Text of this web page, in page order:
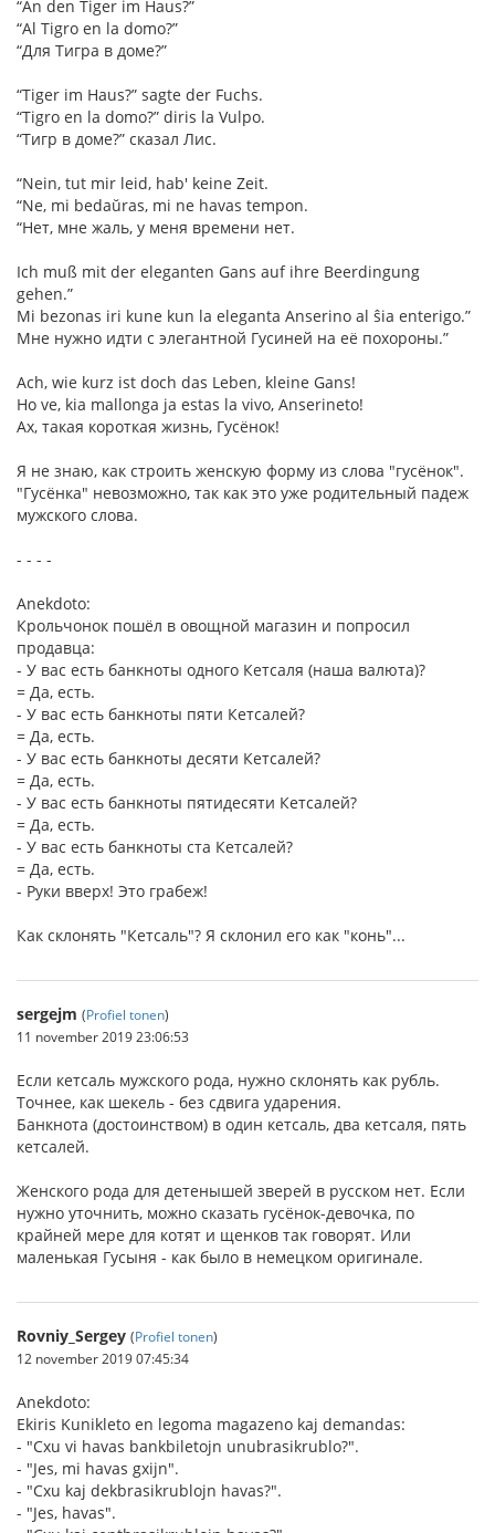
“An den Tiger im Haus?”
“Al Tigro en la domo?”
“Для Тигра в доме?”
“Tiger im Haus?” sagte der Fuchs.
“Tigro en la domo?” diris la Vulpo.
“Тигр в доме?” сказал Лис.
“Nein, tut mir leid, hab' keine Zeit.
“Ne, mi bedaŭras, mi ne havas tempon.
“Нет, мне жаль, у меня времени нет.
Ich muß mit der eleganten Gans auf ihre Beerdingung
gehen.”
Mi bezonas iri kune kun la eleganta Anserino al ŝia enterigo.”
Мне нужно идти с элегантной Гусиней на её похороны.”
Ach, wie kurz ist doch das Leben, kleine Gans!
Ho ve, kia mallonga ja estas la vivo, Anserineto!
Ах, такая короткая жизнь, Гусёнок!
Я не знаю, как строить женскую форму из слова "гусёнок".
"Гусёнка" невозможно, так как это уже родительный падеж
мужского слова.
- - - -
Anekdoto:
Крольчонок пошёл в овощной магазин и попросил
продавца:
- У вас есть банкноты одного Кетсаля (наша валюта)?
= Да, есть.
- У вас есть банкноты пяти Кетсалей?
= Да, есть.
- У вас есть банкноты десяти Кетсалей?
= Да, есть.
- У вас есть банкноты пятидесяти Кетсалей?
= Да, есть.
- У вас есть банкноты ста Кетсалей?
= Да, есть.
- Руки вверх! Это грабеж!
Как склонять "Кетсаль"? Я склонил его как "конь"...
sergejm (Profiel tonen)
11 november 2019 23:06:53
Если кетсаль мужского рода, нужно склонять как рубль.
Точнее, как шекель - без сдвига ударения.
Банкнота (достоинством) в один кетсаль, два кетсаля, пять
кетсалей.
Женского рода для детенышей зверей в русском нет. Если
нужно уточнить, можно сказать гусёнок-девочка, по
крайней мере для котят и щенков так говорят. Или
маленькая Гусыня - как было в немецком оригинале.
Rovniy_Sergey (Profiel tonen)
12 november 2019 07:45:34
Anekdoto:
Ekiris Kunikleto en legoma magazeno kaj demandas:
- "Cxu vi havas bankbiletojn unubrasikrublo?".
- "Jes, mi havas gxijn".
- "Cxu kaj dekbrasikrublojn havas?".
- "Jes, havas".